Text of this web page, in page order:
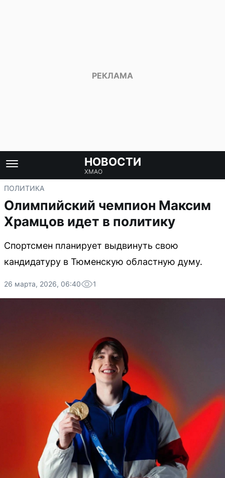
НОВОСТИ
ХМАО
ПОЛИТИКА
Олимпийский чемпион Максим
Храмцов идет в политику
Спортсмен планирует выдвинуть свою
кандидатуру в Тюменскую областную думу.
26 марта, 2026, 06:40 1